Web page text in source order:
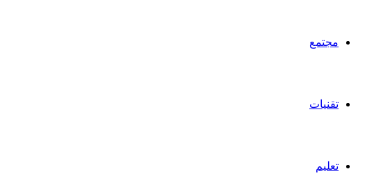
مجتمع
تقنيات
تعليم